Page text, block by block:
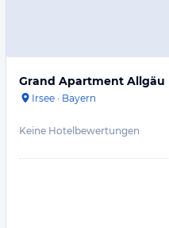
Grand Apartment Allgäu
Irsee · Bayern
Keine Hotelbewertungen